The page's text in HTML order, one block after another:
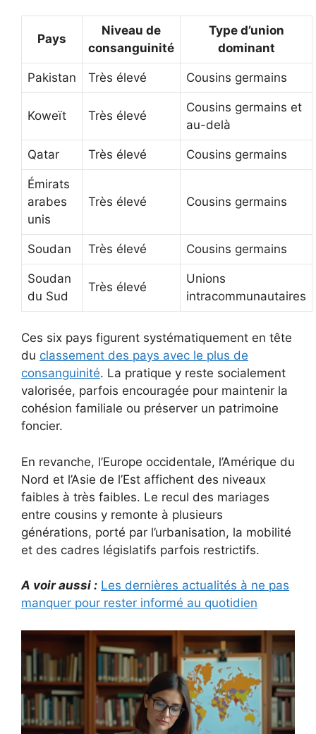
Pays
Niveau de
consanguinité
Type d’union
dominant
Pakistan Très élevé Cousins germains
Koweït Très élevé
Cousins germains et
au-delà
Qatar Très élevé Cousins germains
Émirats
arabes
unis
Très élevé Cousins germains
Soudan Très élevé Cousins germains
Soudan
du Sud
Très élevé
Unions
intracommunautaires
Ces six pays figurent systématiquement en tête
du classement des pays avec le plus de
consanguinité. La pratique y reste socialement
valorisée, parfois encouragée pour maintenir la
cohésion familiale ou préserver un patrimoine
foncier.
En revanche, l’Europe occidentale, l’Amérique du
Nord et l’Asie de l’Est affichent des niveaux
faibles à très faibles. Le recul des mariages
entre cousins y remonte à plusieurs
générations, porté par l’urbanisation, la mobilité
et des cadres législatifs parfois restrictifs.
A voir aussi : Les dernières actualités à ne pas
manquer pour rester informé au quotidien